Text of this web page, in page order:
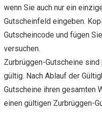
wenn Sie auch nur ein
Gutscheinfeld eingeben.
Gutscheincode und fügen
versuchen.
Zurbrüggen-Gutscheine
gültig. Nach Ablauf der
Gutscheine ihren gesamten
einen gültigen Zurbrüggen-